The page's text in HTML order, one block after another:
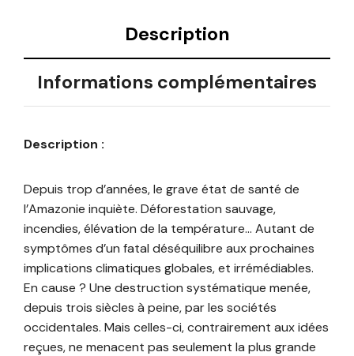
Description
Informations complémentaires
Description :
Depuis trop d’années, le grave état de santé de
l’Amazonie inquiète. Déforestation sauvage,
incendies, élévation de la température… Autant de
symptômes d’un fatal déséquilibre aux prochaines
implications climatiques globales, et irrémédiables.
En cause ? Une destruction systématique menée,
depuis trois siècles à peine, par les sociétés
occidentales. Mais celles-ci, contrairement aux idées
reçues, ne menacent pas seulement la plus grande